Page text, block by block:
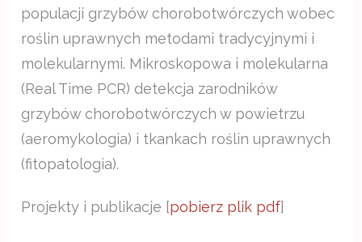
populacji grzybów chorobotwórczych wobec
roślin uprawnych metodami tradycyjnymi i
molekularnymi. Mikroskopowa i molekularna
(Real Time PCR) detekcja zarodników
grzybów chorobotwórczych w powietrzu
(aeromykologia) i tkankach roślin uprawnych
(fitopatologia).
Projekty i publikacje [pobierz plik pdf]